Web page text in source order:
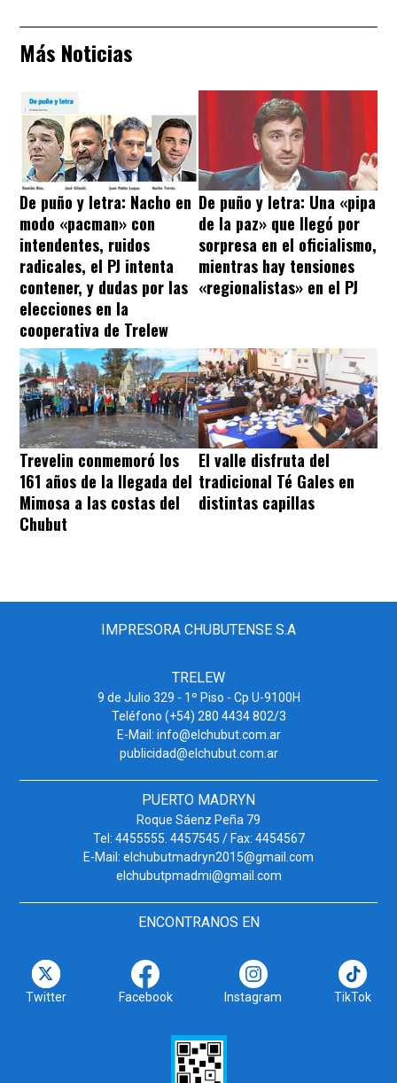
Más Noticias
De puño y letra: Nacho en
modo «pacman» con
intendentes, ruidos
radicales, el PJ intenta
contener, y dudas por las
elecciones en la
cooperativa de Trelew
De puño y letra: Una «pipa
de la paz» que llegó por
sorpresa en el oficialismo,
mientras hay tensiones
«regionalistas» en el PJ
Trevelin conmemoró los
161 años de la llegada del
Mimosa a las costas del
Chubut
El valle disfruta del
tradicional Té Gales en
distintas capillas
IMPRESORA CHUBUTENSE S.A
TRELEW
9 de Julio 329 - 1º Piso - Cp U-9100H
Teléfono (+54) 280 4434 802/3
E-Mail: info@elchubut.com.ar
publicidad@elchubut.com.ar
PUERTO MADRYN
Roque Sáenz Peña 79
Tel: 4455555. 4457545 / Fax: 4454567
E-Mail: elchubutmadryn2015@gmail.com
elchubutpmadmi@gmail.com
ENCONTRANOS EN
Twitter Facebook Instagram TikTok